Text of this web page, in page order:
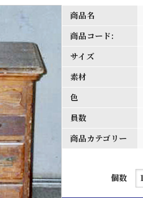
商品名
商品コード:
サイズ
素材
色
員数
商品カテゴリー
個数
茶